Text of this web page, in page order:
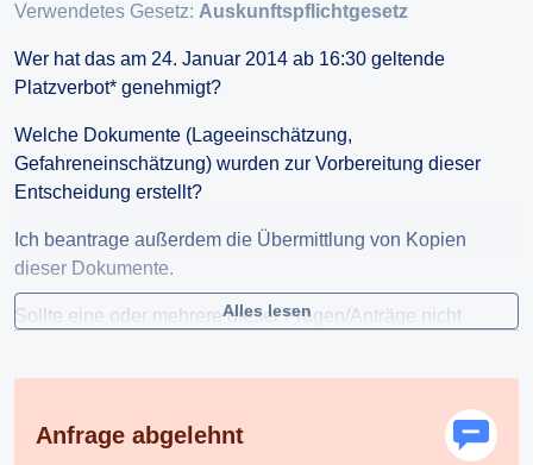
Verwendetes Gesetz: Auskunftspflichtgesetz
Wer hat das am 24. Januar 2014 ab 16:30 geltende
Platzverbot* genehmigt?
Welche Dokumente (Lageeinschätzung,
Gefahreneinschätzung) wurden zur Vorbereitung dieser
Entscheidung erstellt?
Ich beantrage außerdem die Übermittlung von Kopien
dieser Dokumente.
Sollte eine oder mehrere dieser Fragen/Anträge nicht
verwendeten Begriff
Alles lesen
Anfrage abgelehnt